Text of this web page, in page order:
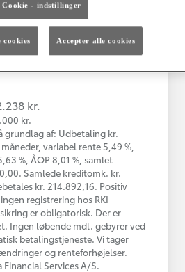
Geartype
Automatisk
gearkasse
Vis mere
kr.
kr.
grundlag af: Udbetaling kr.
variabel rente 5,49 %,
%, ÅOP 8,01 %, samlet
Samlede kreditomk. kr.
kr. 214.892,16. Positiv
registrering hos RKI
er obligatorisk. Der er
Ingen løbende mdl. gebyrer ved
betalingstjeneste. Vi tager
og renteforhøjelser.
Services A/S.
Cookie - indstillinger
cookies Accepter alle cookies